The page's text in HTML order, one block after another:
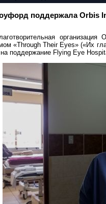
поддержала Orbis
«Through Their Eyes» («Их
поддержание Flying Eye